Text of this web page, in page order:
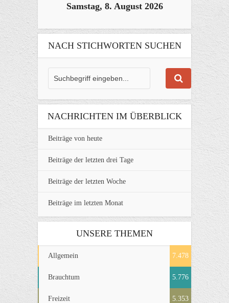
Samstag, 8. August 2026
NACH STICHWORTEN SUCHEN
NACHRICHTEN IM ÜBERBLICK
Beiträge von heute
Beiträge der letzten drei Tage
Beiträge der letzten Woche
Beiträge im letzten Monat
UNSERE THEMEN
Allgemein 7.478
Brauchtum 5.776
Freizeit 5.353